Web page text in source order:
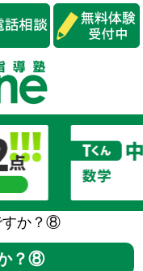
すか？⑧
？⑧